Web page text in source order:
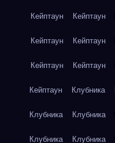
Кейптаун Кейптаун
Кейптаун Кейптаун
Кейптаун Кейптаун
Кейптаун Клубника
Клубника Клубника
Клубника Клубника